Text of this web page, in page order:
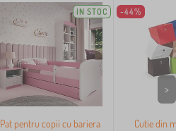
IN STOC
Pat pentru copii cu bariera
-44%
Cutie din
>